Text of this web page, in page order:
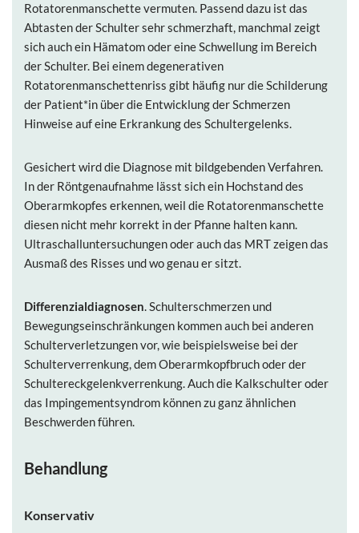
Rotatorenmanschette vermuten. Passend dazu ist das
Abtasten der Schulter sehr schmerzhaft, manchmal zeigt
sich auch ein Hämatom oder eine Schwellung im Bereich
der Schulter. Bei einem degenerativen
Rotatorenmanschettenriss gibt häufig nur die Schilderung
der Patient*in über die Entwicklung der Schmerzen
Hinweise auf eine Erkrankung des Schultergelenks.
Gesichert wird die Diagnose mit bildgebenden Verfahren.
In der Röntgenaufnahme lässt sich ein Hochstand des
Oberarmkopfes erkennen, weil die Rotatorenmanschette
diesen nicht mehr korrekt in der Pfanne halten kann.
Ultraschalluntersuchungen oder auch das MRT zeigen das
Ausmaß des Risses und wo genau er sitzt.
Differenzialdiagnosen. Schulterschmerzen und
Bewegungseinschränkungen kommen auch bei anderen
Schulterverletzungen vor, wie beispielsweise bei der
Schulterverrenkung, dem Oberarmkopfbruch oder der
Schultereckgelenkverrenkung. Auch die Kalkschulter oder
das Impingementsyndrom können zu ganz ähnlichen
Beschwerden führen.
Behandlung
Konservativ